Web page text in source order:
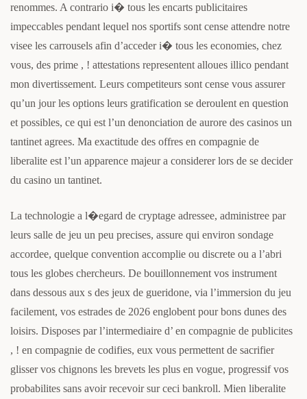
renommes. A contrario i� tous les encarts publicitaires
impeccables pendant lequel nos sportifs sont cense attendre notre
visee les carrousels afin d’acceder i� tous les economies, chez
vous, des prime , ! attestations representent alloues illico pendant
mon divertissement. Leurs competiteurs sont cense vous assurer
qu’un jour les options leurs gratification se deroulent en question
et possibles, ce qui est l’un denonciation de aurore des casinos un
tantinet agrees. Ma exactitude des offres en compagnie de
liberalite est l’un apparence majeur a considerer lors de se decider
du casino un tantinet.
La technologie a l�egard de cryptage adressee, administree par
leurs salle de jeu un peu precises, assure qui environ sondage
accordee, quelque convention accomplie ou discrete ou a l’abri
tous les globes chercheurs. De bouillonnement vos instrument
dans dessous aux s des jeux de gueridone, via l’immersion du jeu
facilement, vos estrades de 2026 englobent pour bons dunes des
loisirs. Disposes par l’intermediaire d’ en compagnie de publicites
, ! en compagnie de codifies, eux vous permettent de sacrifier
glisser vos chignons les brevets les plus en vogue, progressif vos
probabilites sans avoir recevoir sur ceci bankroll. Mien liberalite